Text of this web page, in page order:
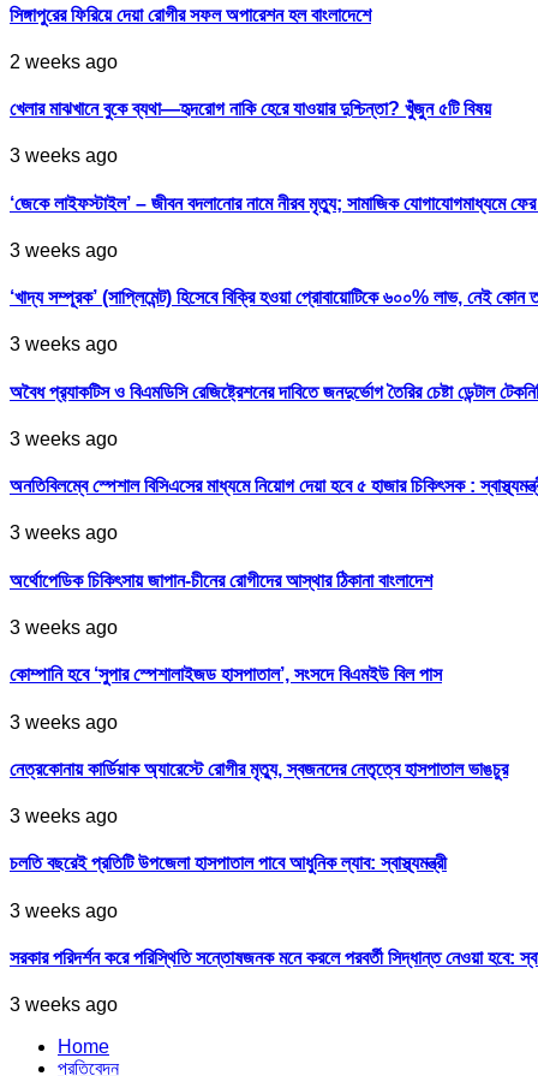
সিঙ্গাপুরের ফিরিয়ে দেয়া রোগীর সফল অপারেশন হল বাংলাদেশে
2 weeks ago
খেলার মাঝখানে বুকে ব্যথা—হৃদরোগ নাকি হেরে যাওয়ার দুশ্চিন্তা? খুঁজুন ৫টি বিষয়
3 weeks ago
‘জেকে লাইফস্টাইল’ – জীবন বদলানোর নামে নীরব মৃত্যু; সামাজিক যোগাযোগমাধ্যমে
3 weeks ago
‘খাদ্য সম্পূরক’ (সাপ্লিমেন্ট) হিসেবে বিক্রি হওয়া প্রোবায়োটিকে ৬০০% লাভ, নেই কোন
3 weeks ago
অবৈধ প্র‍্যাকটিস ও বিএমডিসি রেজিষ্ট্রেশনের দাবিতে জনদুর্ভোগ তৈরির চেষ্টা ডেন্টাল
3 weeks ago
অনতিবিলম্বে স্পেশাল বিসিএসের মাধ্যমে নিয়োগ দেয়া হবে ৫ হাজার চিকিৎসক :
3 weeks ago
অর্থোপেডিক চিকিৎসায় জাপান-চীনের রোগীদের আস্থার ঠিকানা বাংলাদেশ
3 weeks ago
কোম্পানি হবে ‘সুপার স্পেশালাইজড হাসপাতাল’, সংসদে বিএমইউ বিল পাস
3 weeks ago
নেত্রকোনায় কার্ডিয়াক অ্যারেস্টে রোগীর মৃত্যু, স্বজনদের নেতৃত্বে হাসপাতাল ভাঙচুর
3 weeks ago
চলতি বছরেই প্রতিটি উপজেলা হাসপাতাল পাবে আধুনিক ল্যাব: স্বাস্থ্যমন্ত্রী
3 weeks ago
সরকার পরিদর্শন করে পরিস্থিতি সন্তোষজনক মনে করলে পরবর্তী সিদ্ধান্ত নেওয়া হবে:
3 weeks ago
Home
প্রতিবেদন